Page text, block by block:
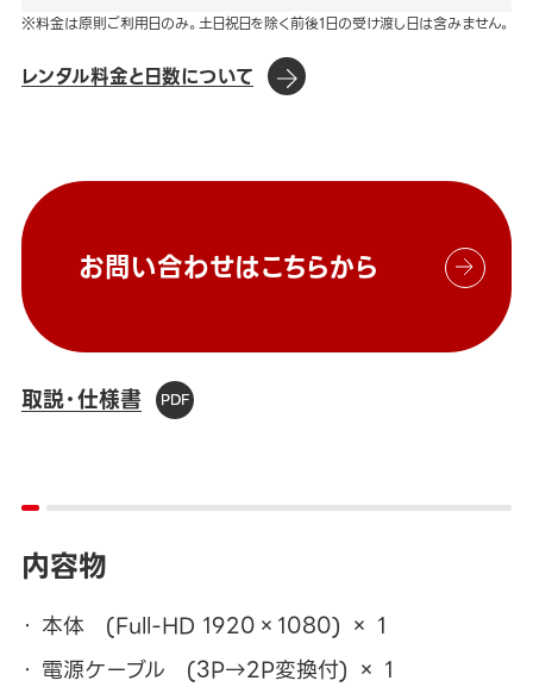
※料金は原則ご利用日のみ。土日祝日を除く前後1日の受け渡し日は含みません。
レンタル料金と日数について
お問い合わせはこちらから
取説・仕様書
内容物
本体 (Full-HD 1920×1080) × 1
電源ケーブル (3P→2P変換付) × 1